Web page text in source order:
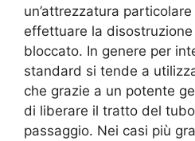
un’attrezzatura
effettuare la
bloccato. In genere per
standard si tende a
che grazie a un potente
di liberare il tratto del
passaggio. Nei casi più